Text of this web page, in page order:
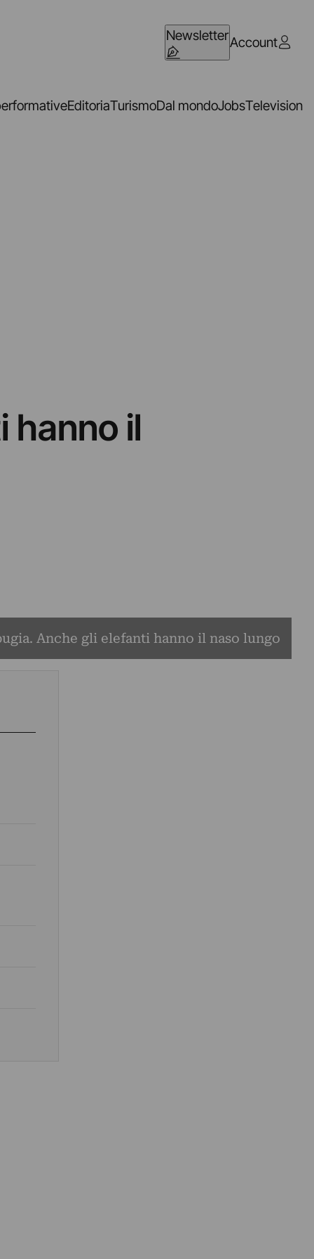
NewsletterAccount
EditoriaTurismoDal mondoJobsTelevision
hanno il
Anche gli elefanti hanno il naso lungo